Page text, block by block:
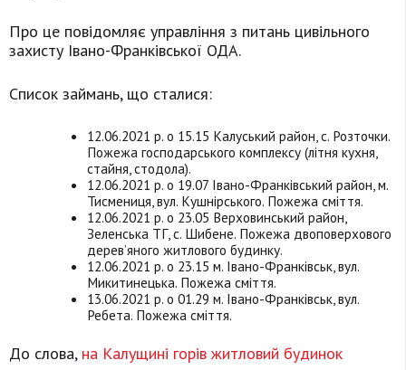
Про це повідомляє управління з питань цивільного
захисту Івано-Франківської ОДА.
Список займань, що сталися:
12.06.2021 р. о 15.15 Калуський район, с. Розточки.
Пожежа господарського комплексу (літня кухня,
стайня, стодола).
12.06.2021 р. о 19.07 Івано-Франківський район, м.
Тисмениця, вул. Кушнірського. Пожежа сміття.
12.06.2021 р. о 23.05 Верховинський район,
Зеленська ТГ, с. Шибене. Пожежа двоповерхового
дерев’яного житлового будинку.
12.06.2021 р. о 23.15 м. Івано-Франківськ, вул.
Микитинецька. Пожежа сміття.
13.06.2021 р. о 01.29 м. Івано-Франківськ, вул.
Ребета. Пожежа сміття.
До слова, на Калущині горів житловий будинок